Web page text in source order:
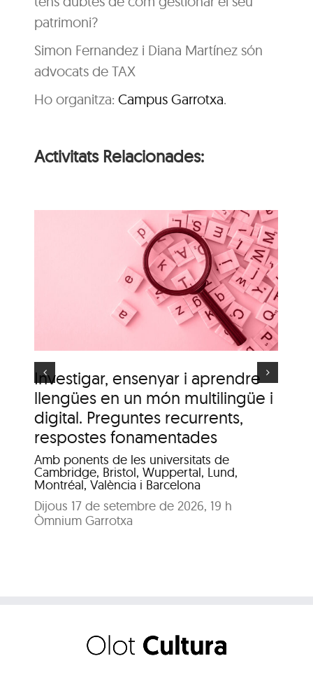
patrimoni?
Simon Fernandez i Diana Martínez són
advocats de TAX
Ho organitza:Campus Garrotxa.
Activitats Relacionades:
Investigar, ensenyar i aprendre
llengües en un món multilingüe i
digital. Preguntes recurrents,
respostes fonamentades
Amb ponents de les universitats de
Cambridge, Bristol, Wuppertal, Lund,
Montréal, València i Barcelona
Dijous 17 de setembre de 2026, 19 h
Òmnium Garrotxa
Itinerari personal: “El
clima urbà de la ciutat
d’Olot”